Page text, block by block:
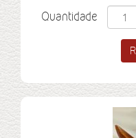
Quantidade